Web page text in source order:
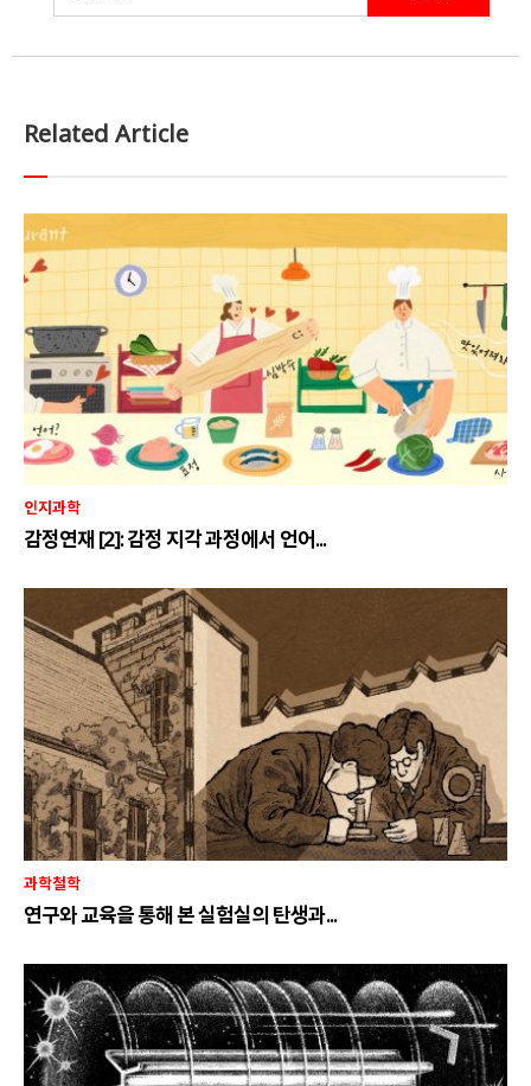
Related Article
인지과학
감정연재 [2]: 감정 지각 과정에서 언어...
과학철학
연구와 교육을 통해 본 실험실의 탄생과...